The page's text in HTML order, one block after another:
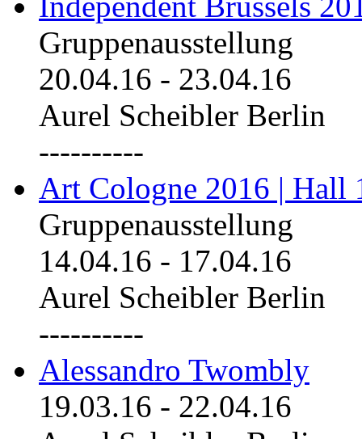
Gruppenausstellung
20.04.16 - 23.04.16
Aurel Scheibler Berlin
----------
Art Cologne 2016 | Hall
Gruppenausstellung
14.04.16 - 17.04.16
Aurel Scheibler Berlin
----------
Alessandro Twombly
19.03.16 - 22.04.16